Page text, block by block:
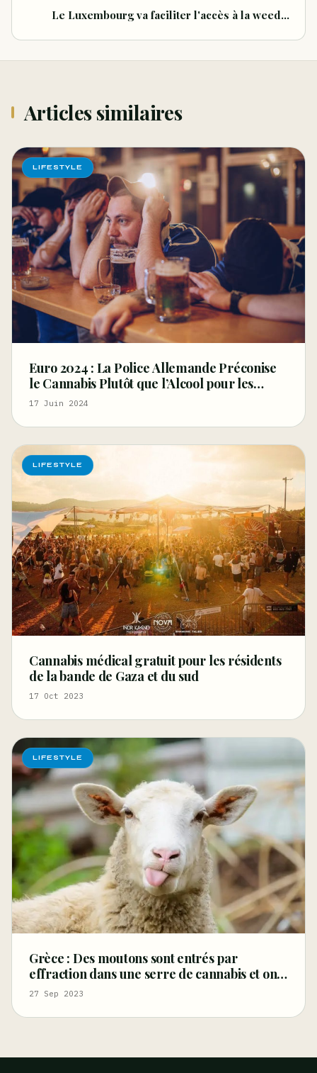
Le Luxembourg va faciliter l'accès à la weed…
Articles similaires
LIFESTYLE
Euro 2024 : La Police Allemande Préconise
le Cannabis Plutôt que l’Alcool pour les
Supporters
17 Juin 2024
LIFESTYLE
Cannabis médical gratuit pour les résidents
de la bande de Gaza et du sud
17 Oct 2023
LIFESTYLE
Grèce : Des moutons sont entrés par
effraction dans une serre de cannabis et ont
mangé 100 kg d’herbes
27 Sep 2023